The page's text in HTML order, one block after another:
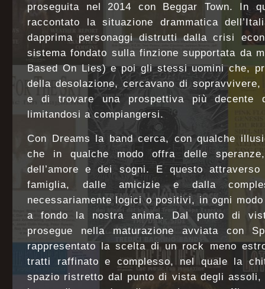
proseguita nel 2014 con Beggar Town. In
raccontato la situazione drammatica
dapprima personaggi distrutti dalla crisi
sistema fondato sulla finzione supportata da
Based On Lies) e poi gli stessi uomini che,
della desolazione, cercavano di
e di trovare una prospettiva più decente
limitandosi a compiangersi.
Con Dreams la band cerca, con qualche
che in qualche modo offra delle
dell’amore e dei sogni. E questo
famiglia, dalle amicizie e dalla
necessariamente logici o positivi, in ogni
a fondo la nostra anima. Dal punto di
prosegue nella maturazione avviata con
rappresentato la scelta di un rock meno
tratti raffinato e complesso, nel quale la
spazio ristretto dal punto di vista degli assoli,